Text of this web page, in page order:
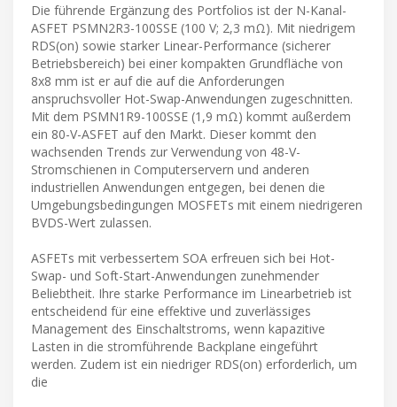
Die führende Ergänzung des Portfolios ist der N-Kanal-
ASFET PSMN2R3-100SSE (100 V; 2,3 mΩ). Mit niedrigem
RDS(on) sowie starker Linear-Performance (sicherer
Betriebsbereich) bei einer kompakten Grundfläche von
8x8 mm ist er auf die auf die Anforderungen
anspruchsvoller Hot-Swap-Anwendungen zugeschnitten.
Mit dem PSMN1R9-100SSE (1,9 mΩ) kommt außerdem
ein 80-V-ASFET auf den Markt. Dieser kommt den
wachsenden Trends zur Verwendung von 48-V-
Stromschienen in Computerservern und anderen
industriellen Anwendungen entgegen, bei denen die
Umgebungsbedingungen MOSFETs mit einem niedrigeren
BVDS-Wert zulassen.
ASFETs mit verbessertem SOA erfreuen sich bei Hot-
Swap- und Soft-Start-Anwendungen zunehmender
Beliebtheit. Ihre starke Performance im Linearbetrieb ist
entscheidend für eine effektive und zuverlässiges
Management des Einschaltstroms, wenn kapazitive
Lasten in die stromführende Backplane eingeführt
werden. Zudem ist ein niedriger RDS(on) erforderlich, um
die